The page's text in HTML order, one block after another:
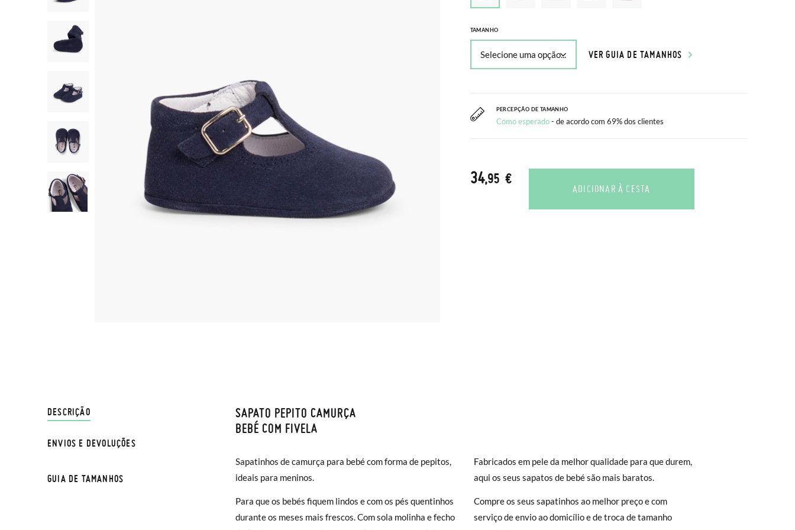
TAMANHO
VER GUIA DE TAMANHOS
PERCEPÇÃO DE TAMANHO
Como esperado - de acordo com 69% dos clientes
34,95 €
ADICIONAR À CESTA
DESCRIÇÃO
SAPATO PEPITO CAMURÇA
BEBÉ COM FIVELA
Sapatinhos de camurça para bebé com forma de pepitos,
ideais para meninos.
Para que os bebés fiquem lindos e com os pés quentinhos
durante os meses mais frescos. Com sola molinha e fecho
Fabricados em pele da melhor qualidade para que durem,
aqui os seus sapatos de bebé são mais baratos.
Compre os seus sapatinhos ao melhor preço e com
serviço de envio ao domicílio e de troca de tamanho
ENVIOS E DEVOLUÇÕES
ENVIOS E DEVOLUÇÕES
normal ( 2 a 4 dias úteis para entrega). As trocas e devoluções são GRÁTIS. Aproximamos a nossa loja física à porta da
sua casa!
entrega), que terá um custo de 3,95€. Caso o valor da encomenda seja inferior a 30 €, o envio terá um custo de 2,95 €
GUIA DE TAMANHOS